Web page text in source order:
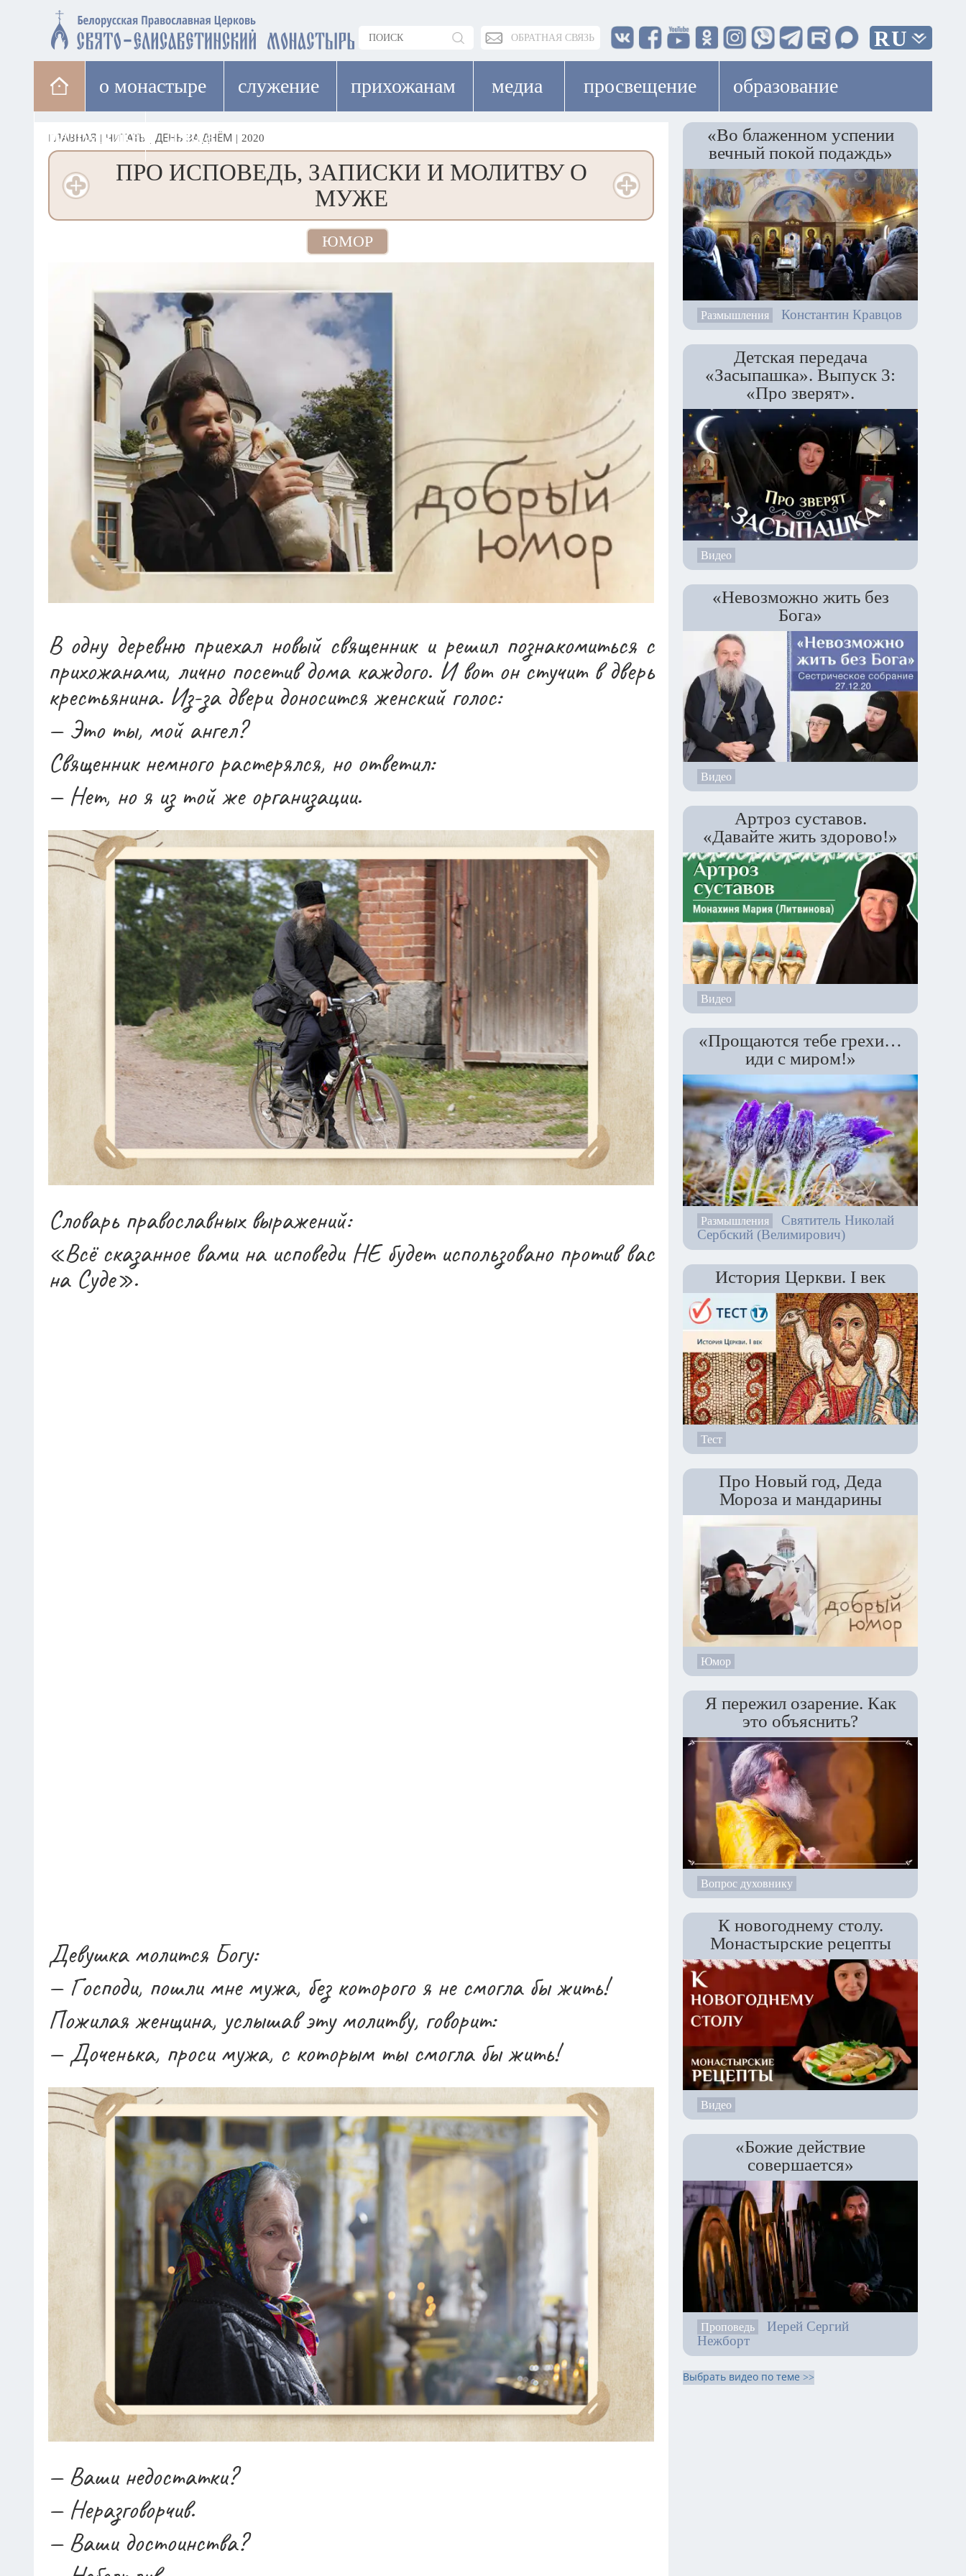
ОБРАТНАЯ СВЯЗЬ RU
о монастыре cлужение прихожанам медиа просвещение образование
паломникам лавка
ГЛАВНАЯ | ЧИТАТЬ ДЕНЬ ЗА ДНЁМ | 2020
ПРО ИСПОВЕДЬ, ЗАПИСКИ И МОЛИТВУ О
МУЖЕ
ЮМОР
В одну деревню приехал новый священник и решил познакомиться с
прихожанами, лично посетив дома каждого. И вот он стучит в дверь
крестьянина. Из-за двери доносится женский голос:
— Это ты, мой ангел?
Священник немного растерялся, но ответил:
— Нет, но я из той же организации.
Словарь православных выражений:
«Всё сказанное вами на исповеди НЕ будет использовано против вас
на Суде».
— Ваши недостатки?
— Неразговорчив.
— Ваши достоинства?
— Неболтлив.
«Во блаженном успении
вечный покой подаждь»
Размышления Константин Кравцов
Детская передача
«Засыпашка». Выпуск 3:
«Про зверят».
Видео
«Невозможно жить без
Бога»
Видео
Артроз суставов.
«Давайте жить здорово!»
Видео
«Прощаются тебе грехи…
иди с миром!»
Размышления
Святитель Николай
Сербский (Велимирович)
История Церкви. I век
Тест
Про Новый год, Деда
Мороза и мандарины
Юмор
Я пережил озарение. Как
это объяснить?
Вопрос духовнику
К новогоднему столу.
Монастырские рецепты
Видео
«Божие действие
совершается»
Проповедь
Иерей Сергий
Нежборт
Выбрать видео по теме >>